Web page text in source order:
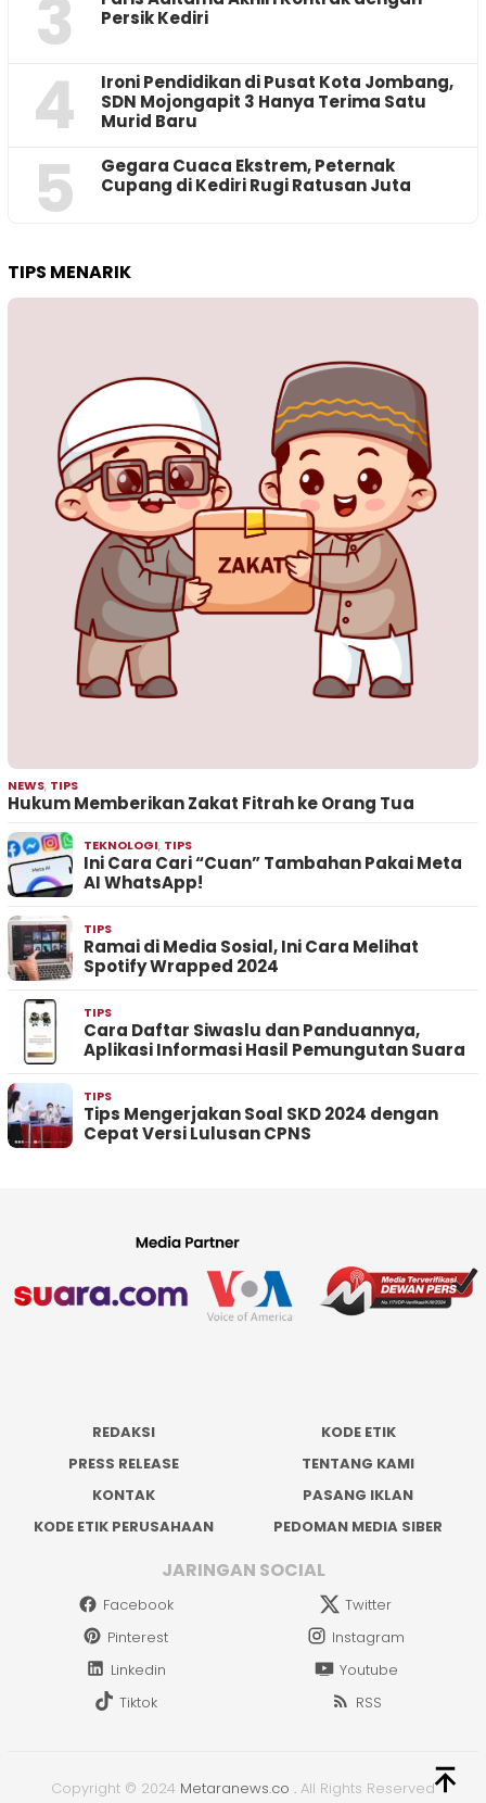
3
Persik Kediri
4
Ironi Pendidikan di Pusat Kota Jombang,
SDN Mojongapit 3 Hanya Terima Satu
Murid Baru
5
‎Gegara Cuaca Ekstrem, Peternak
Cupang di Kediri Rugi Ratusan Juta
TIPS MENARIK
NEWS, TIPS
Hukum Memberikan Zakat Fitrah ke Orang Tua
TEKNOLOGI, TIPS
Ini Cara Cari “Cuan” Tambahan Pakai Meta
AI WhatsApp!
TIPS
Ramai di Media Sosial, Ini Cara Melihat
Spotify Wrapped 2024
TIPS
Cara Daftar Siwaslu dan Panduannya,
Aplikasi Informasi Hasil Pemungutan Suara
TIPS
Tips Mengerjakan Soal SKD 2024 dengan
Cepat Versi Lulusan CPNS
REDAKSI
KODE ETIK
PRESS RELEASE
TENTANG KAMI
KONTAK
PASANG IKLAN
KODE ETIK PERUSAHAAN
PEDOMAN MEDIA SIBER
JARINGAN SOCIAL
Facebook
Twitter
Pinterest
Instagram
Linkedin
Youtube
Tiktok
RSS
Copyright © 2024 Metaranews.co . All Rights Reserved